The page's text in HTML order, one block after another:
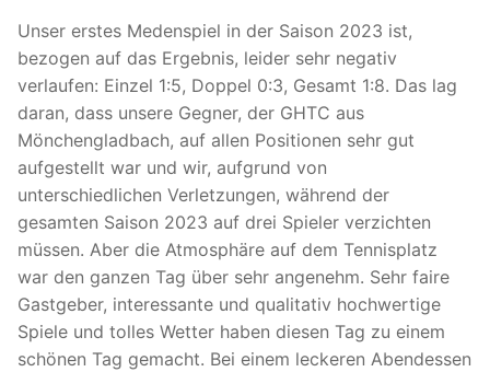
Unser erstes Medenspiel in der Saison 2023 ist,
bezogen auf das Ergebnis, leider sehr negativ
verlaufen: Einzel 1:5, Doppel 0:3, Gesamt 1:8. Das lag
daran, dass unsere Gegner, der GHTC aus
Mönchengladbach, auf allen Positionen sehr gut
aufgestellt war und wir, aufgrund von
unterschiedlichen Verletzungen, während der
gesamten Saison 2023 auf drei Spieler verzichten
müssen. Aber die Atmosphäre auf dem Tennisplatz
war den ganzen Tag über sehr angenehm. Sehr faire
Gastgeber, interessante und qualitativ hochwertige
Spiele und tolles Wetter haben diesen Tag zu einem
schönen Tag gemacht. Bei einem leckeren Abendessen